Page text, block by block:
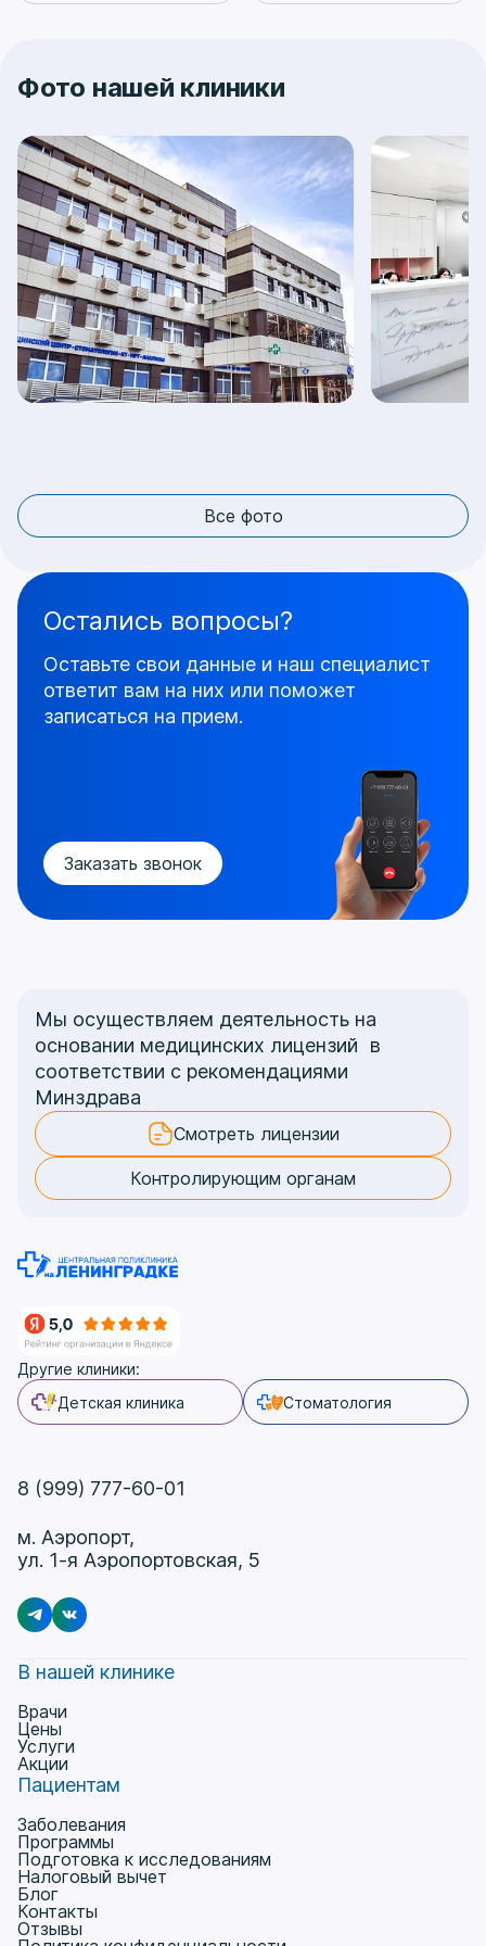
Фото нашей клиники
Все фото
Заказать звонок
Остались вопросы?
Оставьте свои данные и наш специалист
ответит вам на них или поможет
записаться на прием.
Мы осуществляем деятельность на
основании медицинских лицензий в
соответствии с рекомендациями
Минздрава
Смотреть лицензии
Контролирующим органам
Другие клиники:
Детская клиника
Стоматология
8 (999) 777-60-01
м. Аэропорт,
ул. 1-я Аэропортовская, 5
В нашей клинике
Врачи
Цены
Услуги
Акции
Пациентам
Заболевания
Программы
Подготовка к исследованиям
Налоговый вычет
Блог
Контакты
Отзывы